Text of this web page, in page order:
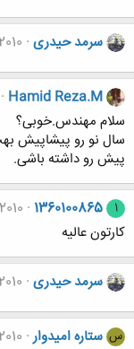
سرمد حیدری
Hamid Reza.M
سلام مهندس.خوبی؟
سال نو رو پیشاپیش
پیش رو داشته باشی.
1
1360100865
کارتون عالیه
سرمد حیدری
س ستاره امیدوار